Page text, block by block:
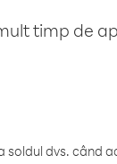
timp de
soldul dvs. când